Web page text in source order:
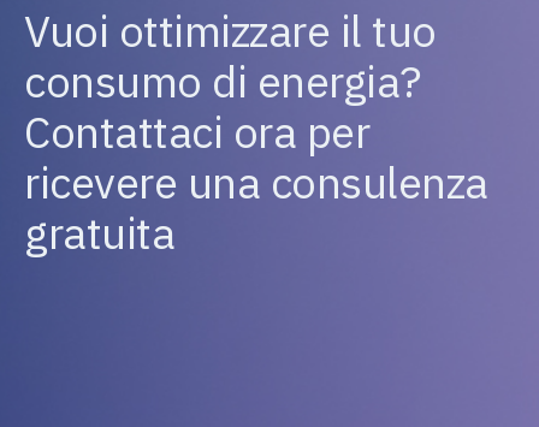
Vuoi ottimizzare il tuo
consumo di energia?
Contattaci ora per
ricevere una consulenza
gratuita